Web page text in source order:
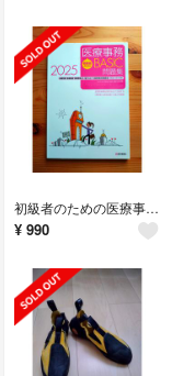
初級者のための医療事務ＢＡＳＩＣ問題集
¥ 990